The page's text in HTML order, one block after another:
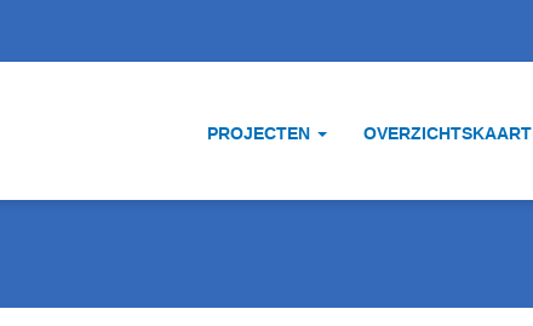
PROJECTEN OVERZICHTSKAART